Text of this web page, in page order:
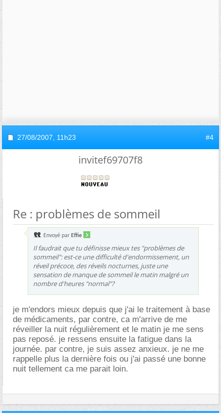
27/08/2007, 11h23 #4
invitef69707f8
Re : problèmes de sommeil
Envoyé par Effie
Il faudrait que tu définisse mieux tes "problèmes de
sommeil": est-ce une difficulté d'endormissement, un
réveil précoce, des réveils nocturnes, juste une
sensation de manque de sommeil le matin malgré un
nombre d'heures "normal"?
je m'endors mieux depuis que j'ai le traitement à base
de médicaments, par contre, ca m'arrive de me
réveiller la nuit régulièrement et le matin je me sens
pas reposé. je ressens ensuite la fatigue dans la
journée. par contre, je suis assez anxieux. je ne me
rappelle plus la dernière fois ou j'ai passé une bonne
nuit tellement ca me parait loin.